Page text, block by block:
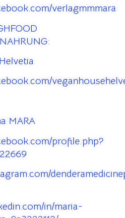
verlagmmmara
MARA
profile.php?
in/maria-